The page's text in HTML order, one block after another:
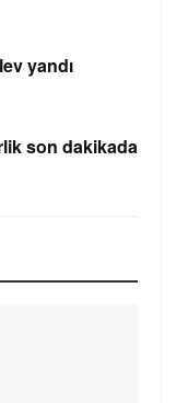
yandı
son dakikada